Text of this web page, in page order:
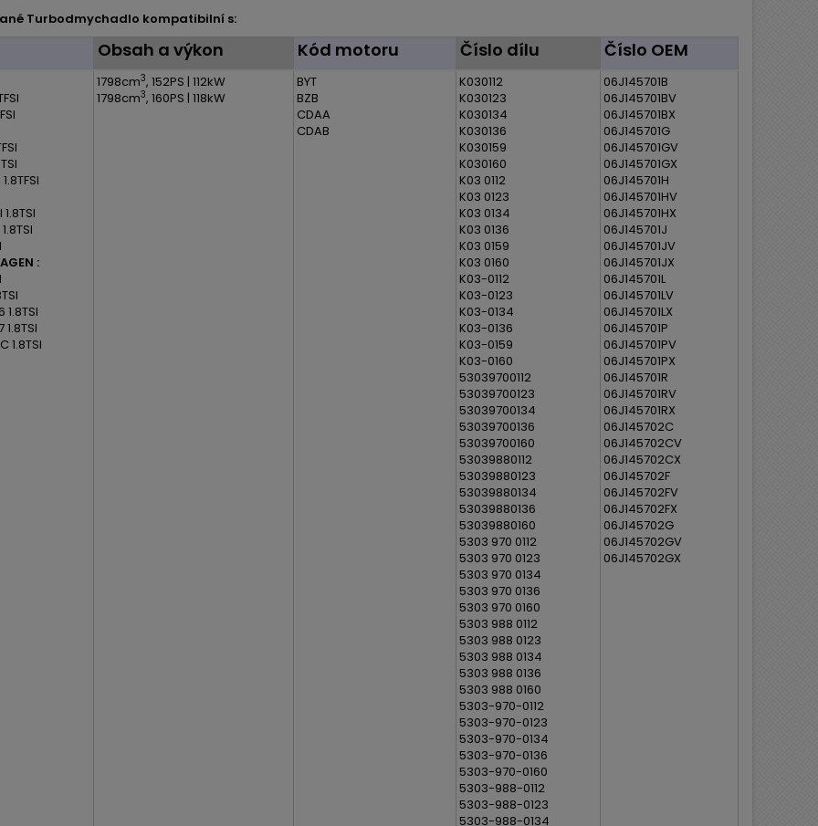
Turbodmychadlo kompatibilní s:
Obsah a výkon Kód motoru Číslo dílu Číslo OEM
:
1.8TSI
1.8TSI
1798cm3, 152PS | 112kW
1798cm3, 160PS | 118kW
BYT
BZB
CDAA
CDAB
K030112
K030123
K030134
K030136
K030159
K030160
K03 0112
K03 0123
K03 0134
K03 0136
K03 0159
K03 0160
K03-0112
K03-0123
K03-0134
K03-0136
K03-0159
K03-0160
53039700112
53039700123
53039700134
53039700136
53039700160
53039880112
53039880123
53039880134
53039880136
53039880160
5303 970 0112
5303 970 0123
5303 970 0134
5303 970 0136
5303 970 0160
5303 988 0112
5303 988 0123
5303 988 0134
5303 988 0136
5303 988 0160
5303-970-0112
5303-970-0123
5303-970-0134
5303-970-0136
5303-970-0160
5303-988-0112
5303-988-0123
5303-988-0134
06J145701B
06J145701BV
06J145701BX
06J145701G
06J145701GV
06J145701GX
06J145701H
06J145701HV
06J145701HX
06J145701J
06J145701JV
06J145701JX
06J145701L
06J145701LV
06J145701LX
06J145701P
06J145701PV
06J145701PX
06J145701R
06J145701RV
06J145701RX
06J145702C
06J145702CV
06J145702CX
06J145702F
06J145702FV
06J145702FX
06J145702G
06J145702GV
06J145702GX